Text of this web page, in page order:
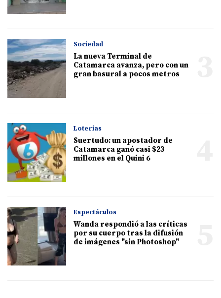
Sociedad
La nueva Terminal de
Catamarca avanza, pero con un
gran basural a pocos metros
Loterías
Suertudo: un apostador de
Catamarca ganó casi $23
millones en el Quini 6
Espectáculos
Wanda respondió a las críticas
por su cuerpo tras la difusión
de imágenes "sin Photoshop"